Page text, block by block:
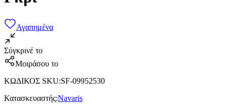
Αγαπημένα
Σύγκρινέ το
Μοιράσου το
ΚΩΔΙΚΟΣ SKU:SF-09952530
Κατασκευαστής:Navaris